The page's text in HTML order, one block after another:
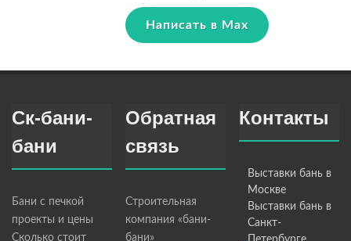
Написать в Max
Ск-бани-
бани
Бани с печкой
проекты и цены
Сколько стоит
Обратная
связь
Строительная
компания «бани-
бани»
Контакты
Выставки бань в
Москве
Выставки бань в
Санкт-